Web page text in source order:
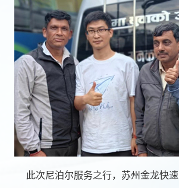
此次尼泊尔服务之行，苏州金龙快